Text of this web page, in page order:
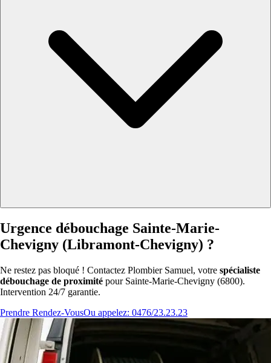
Urgence débouchage Sainte-Marie-
Chevigny (Libramont-Chevigny) ?
Ne restez pas bloqué ! Contactez Plombier Samuel, votre spécialiste
débouchage de proximité pour Sainte-Marie-Chevigny (6800).
Intervention 24/7 garantie.
Prendre Rendez-VousOu appelez: 0476/23.23.23